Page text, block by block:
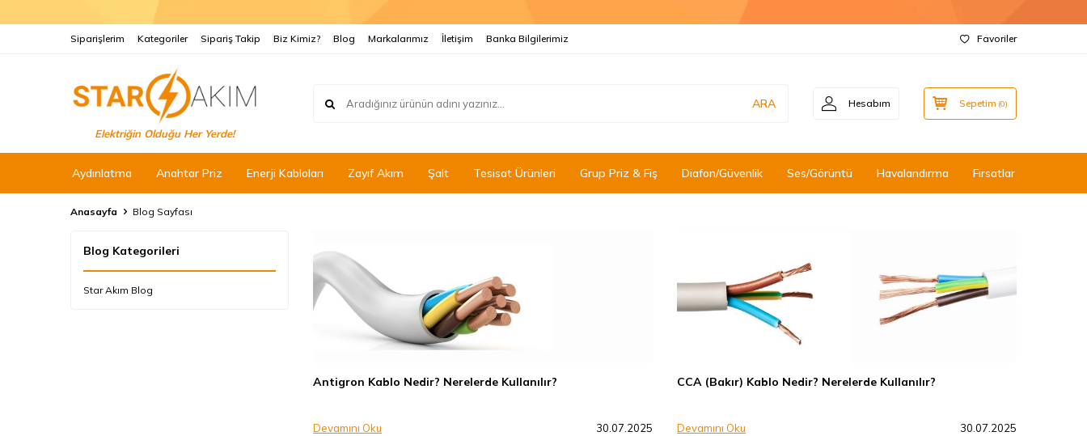
Siparişlerim Kategoriler Sipariş Takip Biz Kimiz? Blog Markalarımız İletişim Banka Bilgilerimiz Favoriler
Elektriğin Olduğu Her Yerde!
ARA Hesabım Sepetim (0)
Aydınlatma Anahtar Priz Enerji Kabloları Zayıf Akım Şalt Tesisat Ürünleri Grup Priz & Fiş Diafon/Güvenlik Ses/Görüntü Havalandırma Fırsatlar
Anasayfa Blog Sayfası
Blog Kategorileri
Star Akım Blog
Antigron Kablo Nedir? Nerelerde Kullanılır?
Devamını Oku 30.07.2025
CCA (Bakır) Kablo Nedir? Nerelerde Kullanılır?
Devamını Oku 30.07.2025